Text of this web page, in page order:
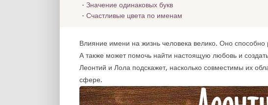
Значение одинаковых букв
Счастливые цвета по именам
Влияние имени на жизнь человека велико. Оно способно
А также может помочь найти настоящую любовь и
Леонтий и Лола подскажет, насколько совместимы их
сфере.